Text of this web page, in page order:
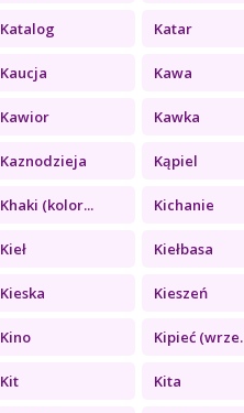
Katalog Katar
Kaucja Kawa
Kawior Kawka
Kaznodzieja Kąpiel
Khaki (kolor... Kichanie
Kieł Kiełbasa
Kieska Kieszeń
Kino Kipieć
Kit Kita